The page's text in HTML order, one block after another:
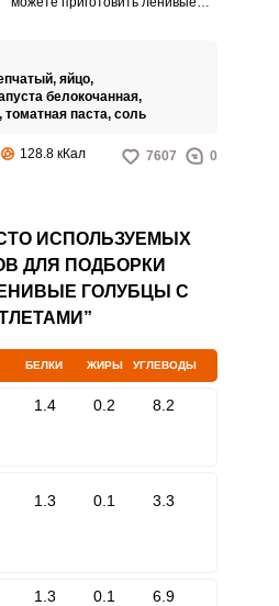
индейки, курицы или говядины.
яйцо,
белокочанная,
томатная паста, соль
128.8 кКал 7607 0
ИСПОЛЬЗУЕМЫХ
ДЛЯ ПОДБОРКИ
ГОЛУБЦЫ С
БЕЛКИ ЖИРЫ УГЛЕВОДЫ
1.4 0.2 8.2
1.3 0.1 3.3
1.3 0.1 6.9